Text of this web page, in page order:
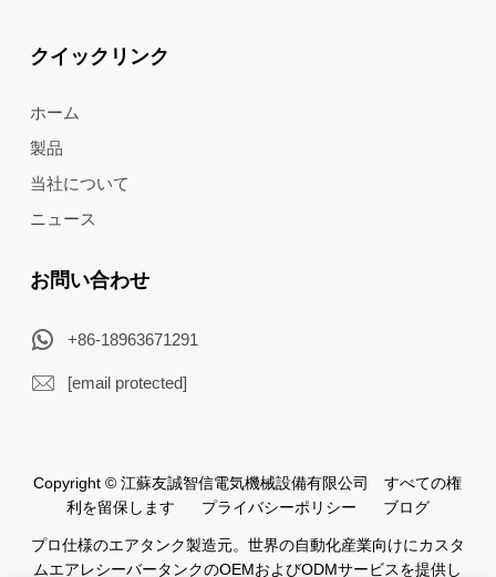
クイックリンク
ホーム
製品
当社について
ニュース
お問い合わせ
+86-18963671291
[email protected]
Copyright © 江蘇友誠智信電気機械設備有限公司 すべての権
利を留保します
プライバシーポリシー ブログ
プロ仕様のエアタンク製造元。世界の自動化産業向けにカスタ
ムエアレシーバータンクのOEMおよびODMサービスを提供し